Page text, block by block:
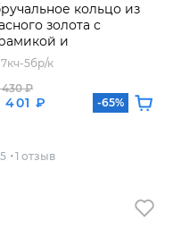
кольцо из
золота с
и
5бр/к
401 ₽
430 ₽
-65%
5 1 отзыв